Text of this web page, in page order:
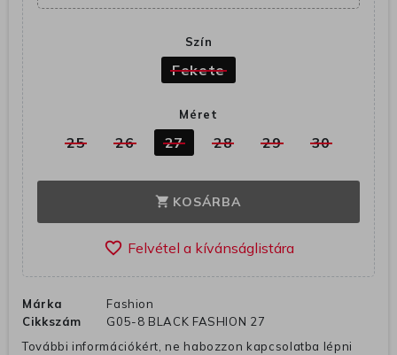
Szín
Fekete
Méret
25 26 27 28 29 30
shopping_cart KOSÁRBA
favorite_border
Márka
Fashion
Cikkszám
G05-8 BLACK FASHION 27
További információkért, ne habozzon kapcsolatba lépni